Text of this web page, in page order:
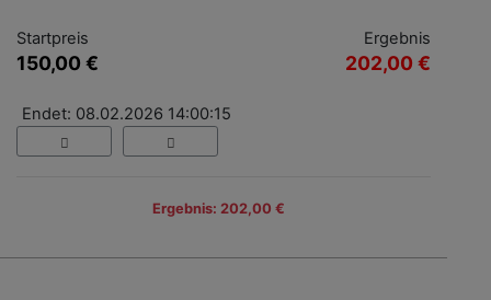
Startpreis
150,00 €
Ergebnis
202,00 €
Endet: 08.02.2026 14:00:15
Ergebnis: 202,00 €